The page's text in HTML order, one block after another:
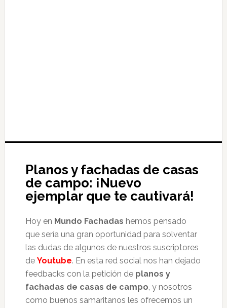
Planos y fachadas de casas
de campo: ¡Nuevo
ejemplar que te cautivará!
Hoy en Mundo Fachadas hemos pensado
que sería una gran oportunidad para solventar
las dudas de algunos de nuestros suscriptores
de Youtube. En esta red social nos han dejado
feedbacks con la petición de planos y
fachadas de casas de campo, y nosotros
como buenos samaritanos les ofrecemos un